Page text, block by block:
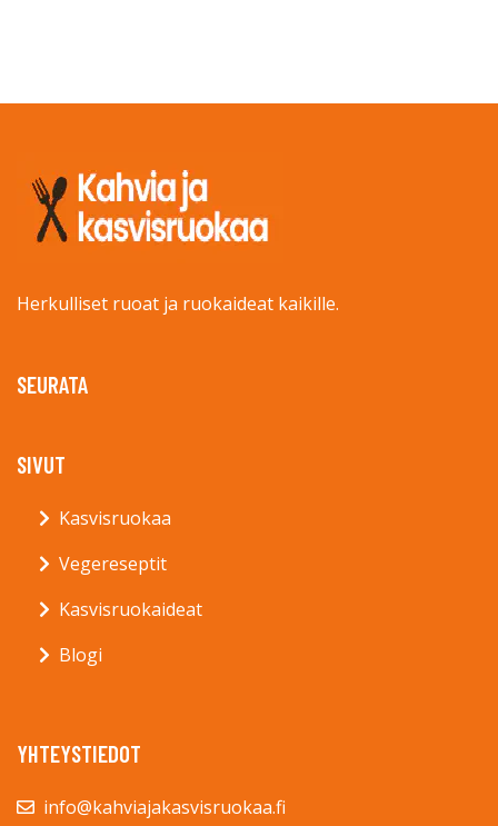
Herkulliset ruoat ja ruokaideat kaikille.
SEURATA
SIVUT
Kasvisruokaa
Vegereseptit
Kasvisruokaideat
Blogi
YHTEYSTIEDOT
info@kahviajakasvisruokaa.fi